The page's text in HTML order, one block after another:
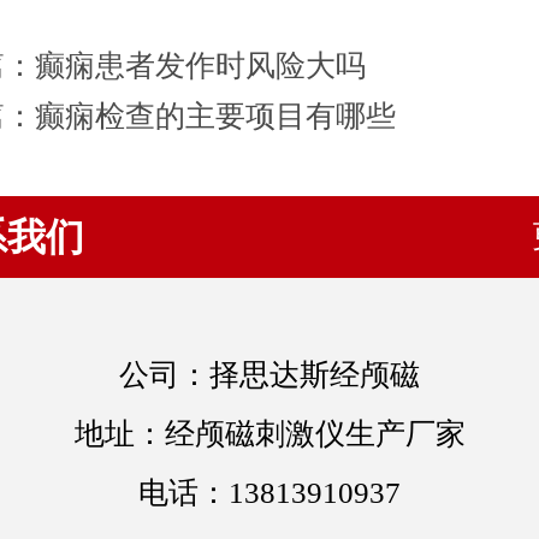
癫痫患者发作时风险大吗
癫痫检查的主要项目有哪些
们
公司：择思达斯经颅磁
地址：经颅磁刺激仪生产厂家
电话：13813910937